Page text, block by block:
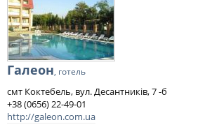
Галеон, готель
смт Коктебель, вул. Десантників, 7 -б
+38 (0656) 22-49-01
http://galeon.com.ua